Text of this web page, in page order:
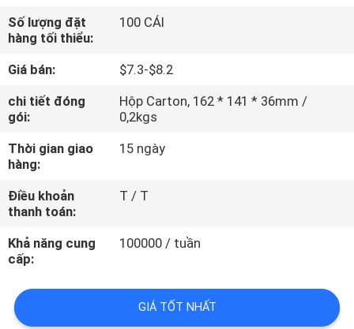
THAM
QUAN
NHÀ
MÁY
KIỂM
SOÁT
CHẤT
LƯỢNG
LIÊN
HỆ
Số lượng đặt
hàng tối thiểu:
100 CÁI
Giá bán:
$7.3-$8.2
chi tiết đóng
gói:
Hộp Carton, 162 * 141 * 36mm /
0,2kgs
Thời gian giao
hàng:
15 ngày
Điều khoản
thanh toán:
T / T
Khả năng cung
cấp:
100000 / tuần
GIÁ TỐT NHẤT